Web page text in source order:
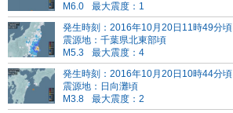
M6.0
最大震度：1
発生時刻：2016年10月20日11時49分頃
震源地：千葉県北東部頃
M5.3
最大震度：4
発生時刻：2016年10月20日10時44分頃
震源地：日向灘頃
M3.8
最大震度：2